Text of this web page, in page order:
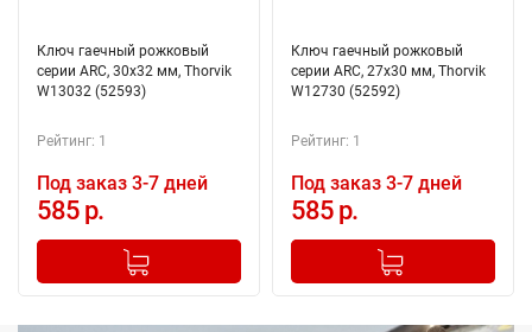
Ключ гаечный рожковый
серии ARC, 30х32 мм, Thorvik
W13032 (52593)
Рейтинг: 1
Под заказ 3-7 дней
585 р.
+
Добавлено в корзину
Ключ гаечный рожковый
серии ARC, 27х30 мм, Thorvik
W12730 (52592)
Рейтинг: 1
Под заказ 3-7 дней
585 р.
+
Добавлено в корзину